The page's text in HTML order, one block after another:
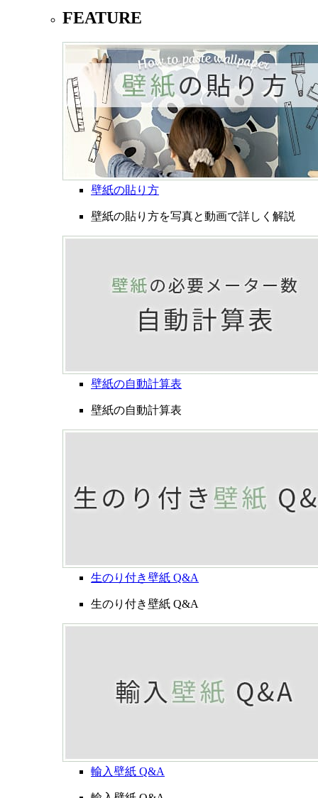
FEATURE
壁紙の貼り方
壁紙の貼り方を写真と動画で詳しく解説
壁紙の自動計算表
壁紙の自動計算表
生のり付き壁紙 Q&A
生のり付き壁紙 Q&A
輸入壁紙 Q&A